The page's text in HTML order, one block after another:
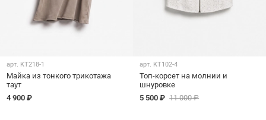
арт. KT218-1
Майка из тонкого трикотажа
таут
4 900 ₽
арт. KT102-4
Топ-корсет на молнии и
шнуровке
5 500 ₽ 11 000 ₽